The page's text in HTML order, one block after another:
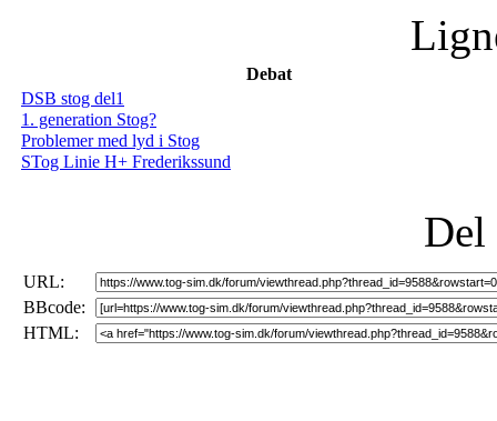
Debat
DSB stog del1
1. generation Stog?
Problemer med lyd i Stog
STog Linie H+ Frederikssund
Del
URL:
BBcode:
HTML: